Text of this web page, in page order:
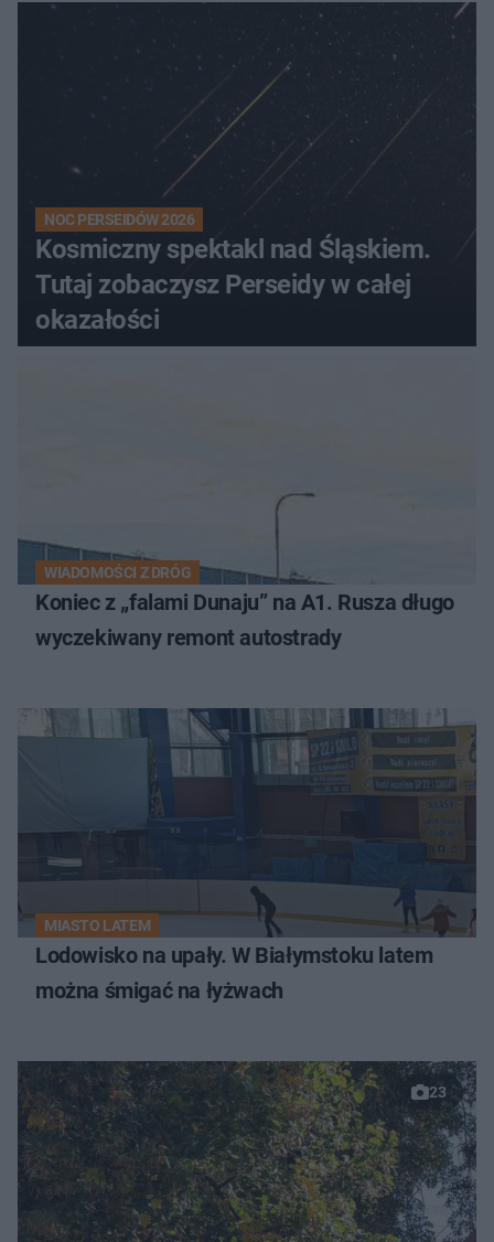
NOC PERSEIDÓW 2026
Kosmiczny spektakl nad Śląskiem.
Tutaj zobaczysz Perseidy w całej
okazałości
WIADOMOŚCI Z DRÓG
Koniec z „falami Dunaju” na A1. Rusza długo
wyczekiwany remont autostrady
MIASTO LATEM
Lodowisko na upały. W Białymstoku latem
można śmigać na łyżwach
23